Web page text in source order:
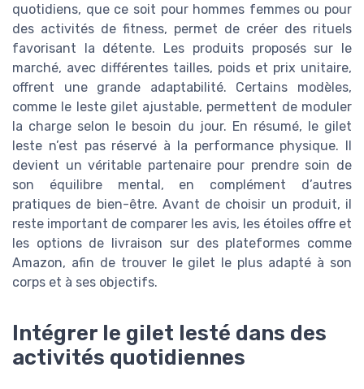
quotidiens, que ce soit pour hommes femmes ou pour
des activités de fitness, permet de créer des rituels
favorisant la détente. Les produits proposés sur le
marché, avec différentes tailles, poids et prix unitaire,
offrent une grande adaptabilité. Certains modèles,
comme le leste gilet ajustable, permettent de moduler
la charge selon le besoin du jour. En résumé, le gilet
leste n’est pas réservé à la performance physique. Il
devient un véritable partenaire pour prendre soin de
son équilibre mental, en complément d’autres
pratiques de bien-être. Avant de choisir un produit, il
reste important de comparer les avis, les étoiles offre et
les options de livraison sur des plateformes comme
Amazon, afin de trouver le gilet le plus adapté à son
corps et à ses objectifs.
Intégrer le gilet lesté dans des
activités quotidiennes